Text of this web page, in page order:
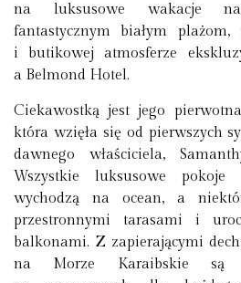
na luksusowe wakacje
fantastycznym białym plażom,
i butikowej atmosferze
a Belmond Hotel.
Ciekawostką jest jego
która wzięła się od pierwszych
dawnego właściciela,
Wszystkie luksusowe
wychodzą na ocean, a
przestronnymi tarasami i
balkonami. Z zapierającymi
na Morze Karaibskie są